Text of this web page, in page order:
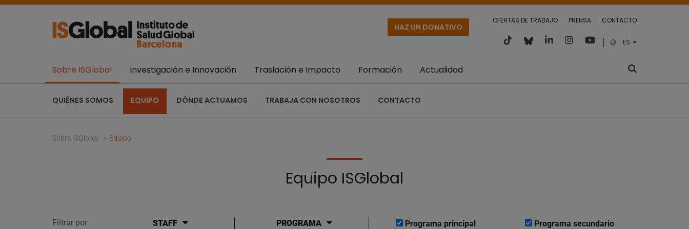
OFERTAS DE TRABAJO PRENSA CONTACTO
ES
HAZ UN DONATIVO
Sobre ISGlobal
QUIÉNES SOMOS EQUIPO DÓNDE ACTUAMOS TRABAJA CON NOSOTROS CONTACTO
Investigación e Innovación Traslación e Impacto Formación Actualidad
Sobre ISGlobal Equipo
Equipo ISGlobal
Filtrar por STAFF PROGRAMA Programa principal Programa secundario